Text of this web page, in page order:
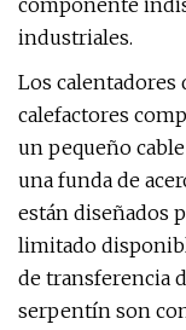
componente
industriales.
Los calentadores
calefactores
un pequeño
una funda de
están diseñados
limitado
de transferencia
serpentín son